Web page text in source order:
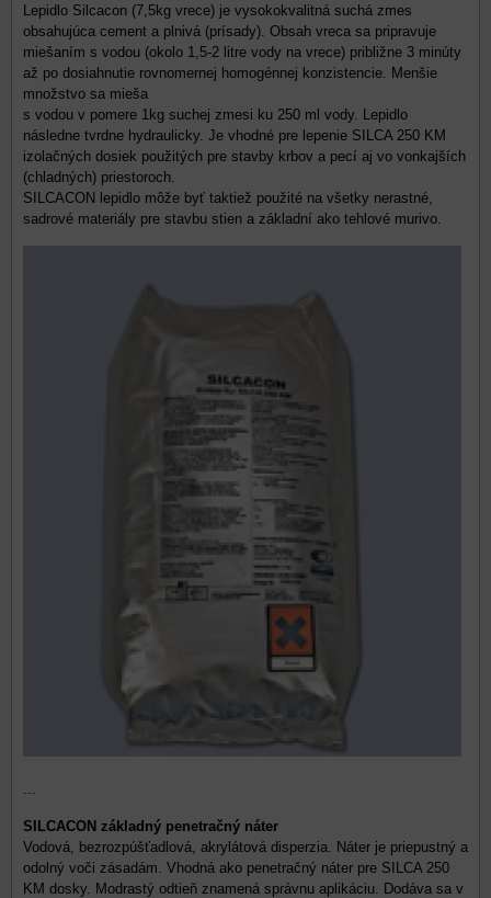
Lepidlo Silcacon (7,5kg vrece) je vysokokvalitná suchá zmes
obsahujúca cement a plnivá (prísady). Obsah vreca sa pripravuje
miešaním s vodou (okolo 1,5-2 litre vody na vrece) približne 3 minúty
až po dosiahnutie rovnomernej homogénnej konzistencie. Menšie
množstvo sa mieša
s vodou v pomere 1kg suchej zmesi ku 250 ml vody. Lepidlo
následne tvrdne hydraulicky. Je vhodné pre lepenie SILCA 250 KM
izolačných dosiek použitých pre stavby krbov a pecí aj vo vonkajších
(chladných) priestoroch.
SILCACON lepidlo môže byť taktiež použité na všetky nerastné,
sadrové materiály pre stavbu stien a základní ako tehlové murivo.
...
SILCACON základný penetračný náter
Vodová, bezrozpúšťadlová, akrylátová disperzia. Náter je priepustný a
odolný voči zásadám. Vhodná ako penetračný náter pre SILCA 250
KM dosky. Modrastý odtieň znamená správnu aplikáciu. Dodáva sa v